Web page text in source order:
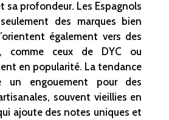
sa profondeur. Les Espagnols
des marques bien
également vers des
comme ceux de DYC ou
en popularité. La tendance
un engouement pour des
souvent vieillies en
ajoute des notes uniques et